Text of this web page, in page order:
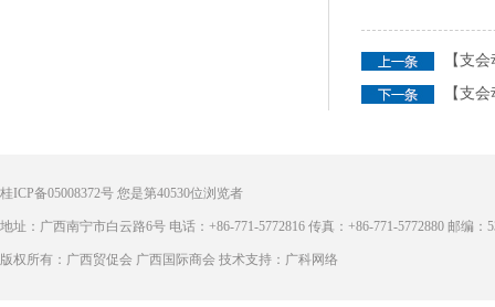
【支
【支
桂ICP备05008372号 您是第40530位浏览者
地址：广西南宁市白云路6号 电话：+86-771-5772816 传真：+86-771-5772880 邮编：
版权所有：广西贸促会 广西国际商会 技术支持：广科网络